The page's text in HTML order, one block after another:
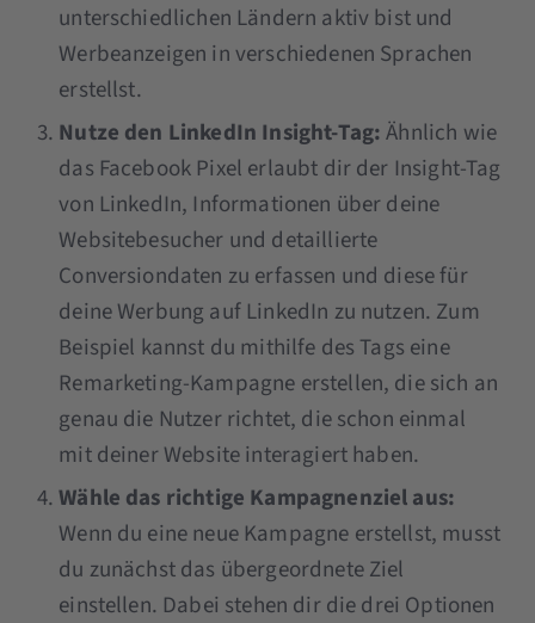
unterschiedlichen Ländern aktiv bist und
Werbeanzeigen in verschiedenen Sprachen
erstellst.
Nutze den LinkedIn Insight-Tag:Ähnlich wie
das Facebook Pixel erlaubt dir der Insight-Tag
von LinkedIn, Informationen über deine
Websitebesucher und detaillierte
Conversiondaten zu erfassen und diese für
deine Werbung auf LinkedIn zu nutzen. Zum
Beispiel kannst du mithilfe des Tags eine
Remarketing-Kampagne erstellen, die sich an
genau die Nutzer richtet, die schon einmal
mit deiner Website interagiert haben.
Wähle das richtige Kampagnenziel aus:
Wenn du eine neue Kampagne erstellst, musst
du zunächst das übergeordnete Ziel
einstellen. Dabei stehen dir die drei Optionen